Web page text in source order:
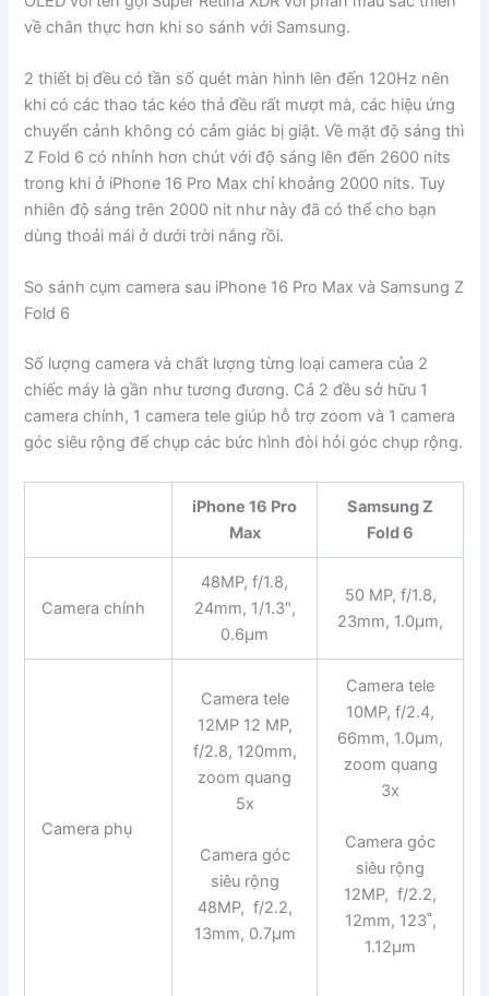
về chân thực hơn khi so sánh với Samsung.
2 thiết bị đều có tần số quét màn hình lên đến 120Hz nên
khi có các thao tác kéo thả đều rất mượt mà, các hiệu ứng
chuyển cảnh không có cảm giác bị giật. Về mặt độ sáng thì
Z Fold 6 có nhỉnh hơn chút với độ sáng lên đến 2600 nits
trong khi ở iPhone 16 Pro Max chỉ khoảng 2000 nits. Tuy
nhiên độ sáng trên 2000 nit như này đã có thể cho bạn
dùng thoải mái ở dưới trời nắng rồi.
So sánh cụm camera sau iPhone 16 Pro Max và Samsung Z
Fold 6
Số lượng camera và chất lượng từng loại camera của 2
chiếc máy là gần như tương đương. Cả 2 đều sở hữu 1
camera chính, 1 camera tele giúp hỗ trợ zoom và 1 camera
góc siêu rộng để chụp các bức hình đòi hỏi góc chụp rộng.
iPhone 16 Pro
Max
Samsung Z
Fold 6
Camera chính
48MP, f/1.8,
24mm, 1/1.3″,
0.6µm
50 MP, f/1.8,
23mm, 1.0µm,
Camera phụ
Camera tele
12MP 12 MP,
f/2.8, 120mm,
zoom quang
5x
Camera góc
siêu rộng
48MP, f/2.2,
13mm, 0.7µm
Camera tele
10MP, f/2.4,
66mm, 1.0µm,
zoom quang
3x
Camera góc
siêu rộng
12MP, f/2.2,
12mm, 123˚,
1.12µm